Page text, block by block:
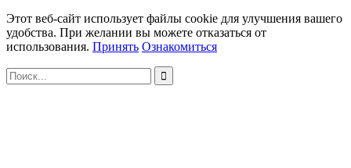
Этот веб-сайт использует файлы cookie для улучшения вашего
удобства. При желании вы можете отказаться от
использования. Принять Ознакомиться